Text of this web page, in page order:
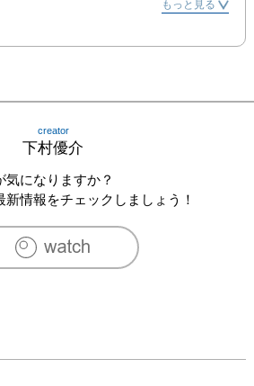
絵展-Liberty-」大阪北浜　Links
絵展-紙々の仕草-」大阪天王寺　あ
ャラリー
り絵展-一枚のご縁-」東京銀座
絵展-紙の声-」東京新宿　新宿伊勢
もっと見る
creator
下村優介
気になりますか？
新情報をチェックしましょう！